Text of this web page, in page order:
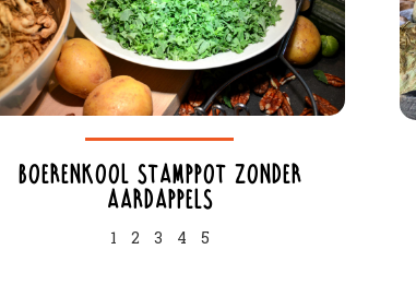
Boerenkool stamppot zonder
aardappels
1 2 3 4 5